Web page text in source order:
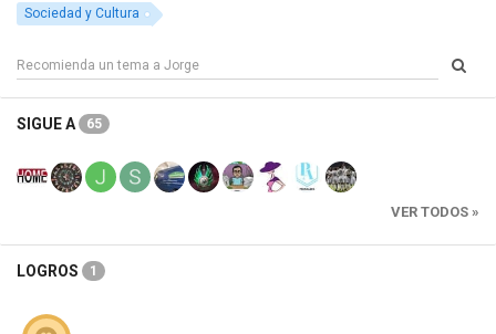
Sociedad y Cultura
SIGUE A 65
VER TODOS »
LOGROS 1